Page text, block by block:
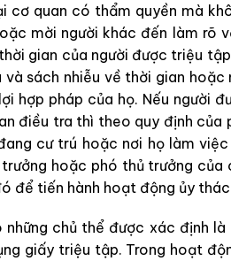
cơ quan có thẩm quyền mà
mời người khác đến làm rõ
gian của người được triệu
sách nhiễu về thời gian
hợp pháp của họ. Nếu người
điều tra thì theo quy định
cư trú hoặc nơi họ làm
hoặc phó thủ trưởng của
để tiến hành hoạt động ủy
chủ thể được xác định
giấy triệu tập. Trong hoạt